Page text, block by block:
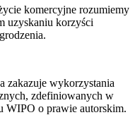
komercyjne rozumiemy
uzyskaniu korzyści
zakazuje wykorzystania
zdefiniowanych w
WIPO o prawie autorskim.